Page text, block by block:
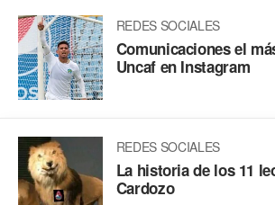
REDES SOCIALES
Comunicaciones el
Uncaf en Instagram
REDES SOCIALES
La historia de los 11
Cardozo